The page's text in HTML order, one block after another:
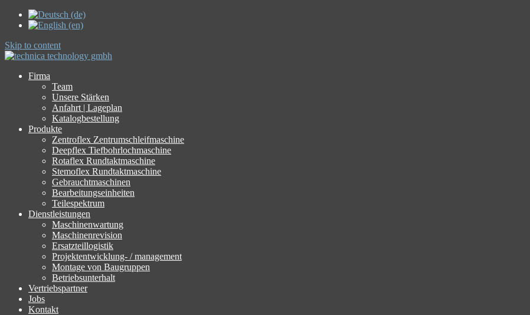
Skip to content
Firma
Team
Unsere Stärken
Anfahrt | Lageplan
Katalogbestellung
Produkte
Zentroflex Zentrumschleifmaschine
Deepflex Tiefbohrlochmaschine
Rotaflex Rundtaktmaschine
Stemoflex Rundtaktmaschine
Gebrauchtmaschinen
Bearbeitungseinheiten
Teilespektrum
Dienstleistungen
Maschinenwartung
Maschinenrevision
Ersatzteillogistik
Projektentwicklung- / management
Montage von Baugruppen
Betriebsunterhalt
Vertriebspartner
Jobs
Kontakt